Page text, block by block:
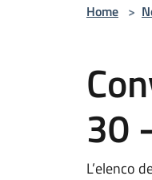
Home >
30
L’elenco